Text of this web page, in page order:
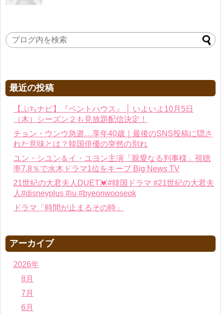
最近の投稿
【ぷちナビ】『ペントハウス』 │ いよいよ10月5日
（木）シーズン２も見放題配信決定！
チョン・ウンウ急逝…享年40歳｜最後のSNS投稿に隠さ
れた意味とは？韓国俳優の突然の別れ
ユン・シユン＆イ・ユヨン主演「親愛なる判事様」視聴
率7.8％で水木ドラマ1位をキープ Big News TV
21世紀の大君夫人DUET💓#韓国ドラマ #21世紀の大君夫
人#disneyplus #iu #byeonwooseok
ドラマ「時間が止まるその時」
アーカイブ
2026年
8月
7月
6月